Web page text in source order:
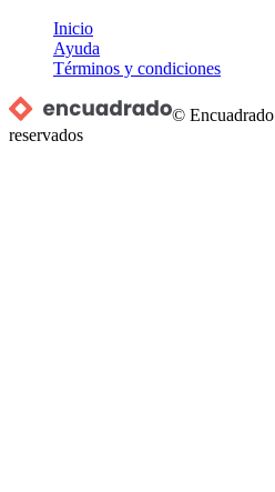
Inicio
Ayuda
Términos y condiciones
© Encuadrado
reservados